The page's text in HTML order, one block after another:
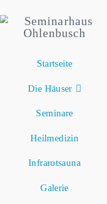
Startseite
Die Häuser
Seminare
Heilmedizin
Infrarotsauna
Galerie